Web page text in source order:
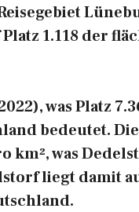
1.118 der
was Platz
bedeutet.
km², was
liegt damit